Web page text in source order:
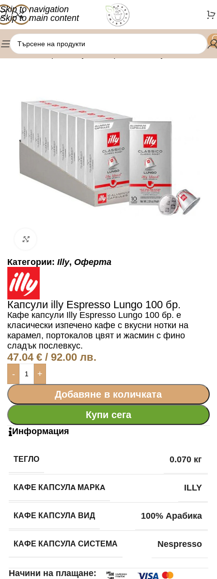
Skip to navigation
Skip to main content
Начало/Кафе капсули/Nespresso капсули
Категории: Illy, Оферта
Капсули illy Espresso Lungo 100 бр.
Кафе капсули Illy Espresso Lungo 100 бр. е
класически изпечено кафе с вкусни нотки на
карамел, портокалов цвят и жасмин с фино
сладък послевкус.
47.04 € / 92.00 лв.
- +
Добавяне в количката
Купи сега
Информация
ТЕГЛО 0.070 кг
КАФЕ КАПСУЛA МАРКA ILLY
КАФЕ КАПСУЛА ВИД 100% Арабика
КАФЕ КАПСУЛА СИСТЕМА Nespresso
Начини на плащане: